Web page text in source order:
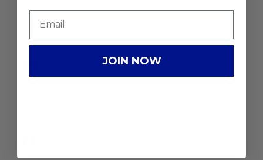
Ireland
(USD $)
JOIN NOW